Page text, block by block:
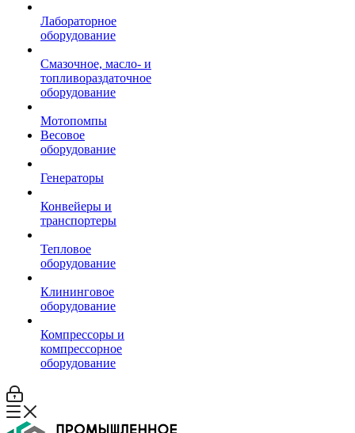
Лабораторное
оборудование
Смазочное, масло- и
топливораздаточное
оборудование
Мотопомпы
Весовое
оборудование
Генераторы
Конвейеры и
транспортеры
Тепловое
оборудование
Клининговое
оборудование
Компрессоры и
компрессорное
оборудование